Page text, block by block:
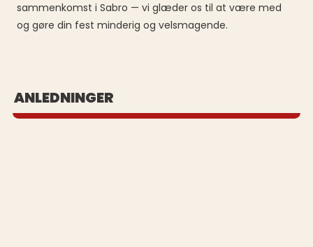
sammenkomst i Sabro — vi glæder os til at være med
og gøre din fest minderig og velsmagende.
ANLEDNINGER
Se vores populære buffeter